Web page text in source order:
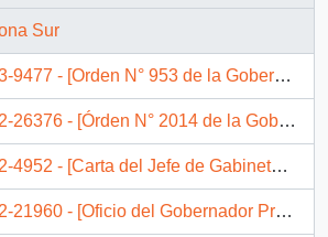
Sur
- [Orden N° 953 de la Gobernación Provincial de Concepción]
- [Órden N° 2014 de la Gobernación Provincial del Bío-Bío]
- [Carta del Jefe de Gabinete de la Presidencia a Gobernador Provincial de Concepción]
- [Oficio del Gobernador Provincial de Ñuble dirigido al Jefe de Gabinete Presidencial, referente a solicitud de trabajo de particular]